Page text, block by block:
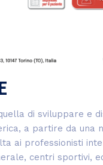
di sviluppare
a partire da
ai professionisti
centri sportivi,